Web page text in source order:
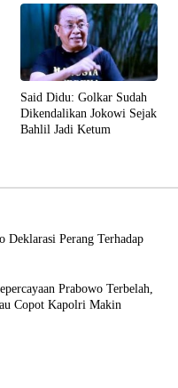
Said Didu: Golkar Sudah
Dikendalikan Jokowi Sejak
Bahlil Jadi Ketum
Deklarasi Perang Terhadap
Prabowo Terbelah,
Copot Kapolri Makin